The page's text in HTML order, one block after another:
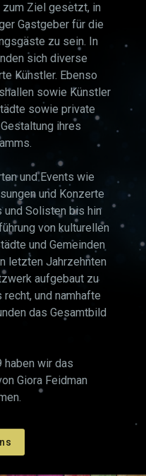
zum Ziel gesetzt, in
Gastgeber für die
zu sein. In
sich diverse
Künstler. Ebenso
sowie Künstler
sowie private
ihres
und Events wie
und Konzerte
und Solisten bis hin
von kulturellen
und Gemeinden
letzten Jahrzehnten
aufgebaut zu
recht, und namhafte
das Gesamtbild
haben wir das
Giora Feidman